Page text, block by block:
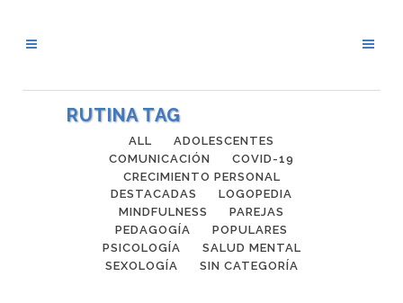
RUTINA TAG
ALL
ADOLESCENTES
COMUNICACIÓN
COVID-19
CRECIMIENTO PERSONAL
DESTACADAS
LOGOPEDIA
MINDFULNESS
PAREJAS
PEDAGOGÍA
POPULARES
PSICOLOGÍA
SALUD MENTAL
SEXOLOGÍA
SIN CATEGORÍA